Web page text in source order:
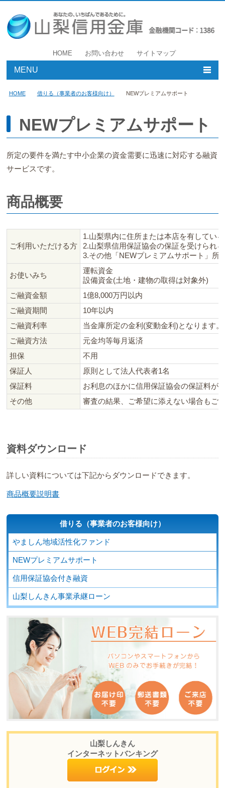
HOME お問い合わせ サイトマップ
MENU
個人のお客様
事業者のお客様
やましんについて
借りる（事業者のお客様向け）
やましん地域活性化ファンド
NEWプレミアムサポート
信用保証協会付き融資
山梨しんきん事業承継ローン
HOME 借りる（事業者のお客様向け） NEWプレミアムサポート
NEWプレミアムサポート
所定の要件を満たす中小企業の資金需要に迅速に対応する融資
サービスです。
商品概要
ご利用いただける方
1.山梨県内に住所または本店を有してい
2.山梨県信用保証協会の保証を受けられ
3.その他「NEWプレミアムサポート」所
お使いみち
運転資金
設備資金(土地・建物の取得は対象外)
ご融資金額
1億8,000万円以内
ご融資期間
10年以内
ご融資利率
当金庫所定の金利(変動金利)となります。
ご融資方法
元金均等毎月返済
担保
不用
保証人
原則として法人代表者1名
保証料
お利息のほかに信用保証協会の保証料が
その他
審査の結果、ご希望に添えない場合もご
資料ダウンロード
詳しい資料については下記からダウンロードできます。
商品概要説明書
借りる（事業者のお客様向け）
やましん地域活性化ファンド
NEWプレミアムサポート
信用保証協会付き融資
山梨しんきん事業承継ローン
山梨しんきん
インターネットバンキング